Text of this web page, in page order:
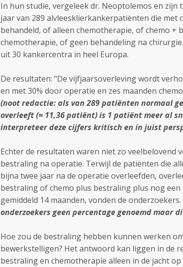
In hun studie, vergeleek dr. Neoptolemos en zijn
jaar van 289 alvleesklierkankerpatiënten die met
behandeld, of alleen chemotherapie, of chemo +
chemotherapie, of geen behandeling na
uit 30 kankercentra in heel Europa.
De resultaten: "De vijfjaarsoverleving wordt
en met 30% door operatie en zes maanden
(noot redactie: als van 289 patiënten normaal
overleeft (= 11,36 patiënt) is 1 patiënt meer al
interpreteer deze cijfers kritisch en in juist
Echter de resultaten waren niet zo veelbelovend
bestraling na operatie. Terwijl de patiënten die
bijna twee jaar na de operatie overleefden,
bestraling of chemo plus bestraling plus nog
gemiddeld 14 maanden, vonden de onderzoekers.
onderzoekers geen percentage genoemd maar
Hoe zou de bestraling hebben kunnen werken
bewerkstelligen? Het antwoord kan liggen in de
bestraling en chemotherapie alleen in de jacht